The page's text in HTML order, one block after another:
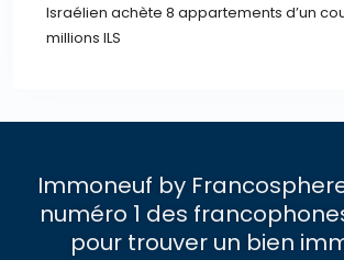
Israélien achète 8 appartements d’un
millions ILS
Immoneuf by
numéro 1 des
pour trouver un bien